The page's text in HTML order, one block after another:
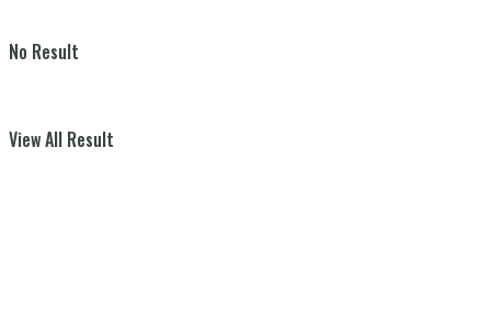
No Result
View All Result